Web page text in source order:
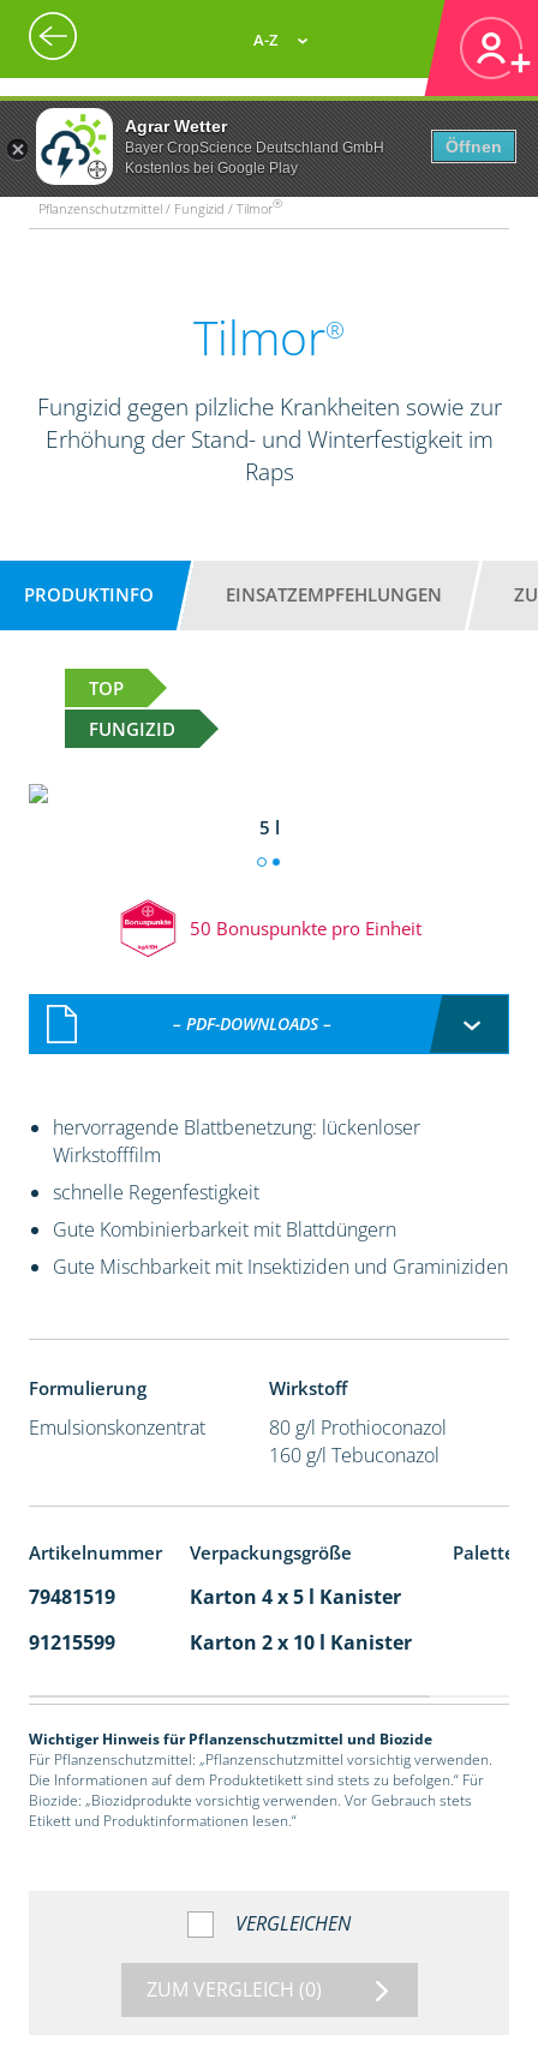
Agrar Wetter
Bayer CropScience Deutschland GmbH
Kostenlos bei Google Play
Öffnen
A-Z
Pflanzenschutzmittel / Fungizid / Tilmor®
Tilmor®
Fungizid gegen pilzliche Krankheiten sowie zur
Erhöhung der Stand- und Winterfestigkeit im
Raps
PRODUKTINFO EINSATZEMPFEHLUNGEN
TOP
FUNGIZID
5 l
50 Bonuspunkte pro Einheit
– PDF-DOWNLOADS –
hervorragende Blattbenetzung: lückenloser
Wirkstofffilm
schnelle Regenfestigkeit
Gute Kombinierbarkeit mit Blattdüngern
Gute Mischbarkeit mit Insektiziden und Graminiziden
Formulierung
Emulsionskonzentrat
Wirkstoff
80 g/l Prothioconazol
160 g/l Tebuconazol
Artikelnummer Verpackungsgröße
79481519 Karton 4 x 5 l Kanister
91215599
Karton 2 x 10 l Kanister
Wichtiger Hinweis für Pflanzenschutzmittel und Biozide
Für Pflanzenschutzmittel: „Pflanzenschutzmittel vorsichtig verwenden.
Die Informationen auf dem Produktetikett sind stets zu befolgen.“ Für
Biozide: „Biozidprodukte vorsichtig verwenden. Vor Gebrauch stets
Etikett und Produktinformationen lesen.“
VERGLEICHEN
ZUM VERGLEICH (0)